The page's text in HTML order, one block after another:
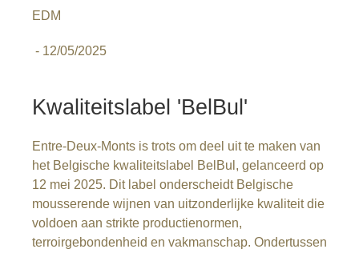
EDM
- 12/05/2025
Kwaliteitslabel 'BelBul'
Entre-Deux-Monts is trots om deel uit te maken van
het Belgische kwaliteitslabel BelBul, gelanceerd op
12 mei 2025. Dit label onderscheidt Belgische
mousserende wijnen van uitzonderlijke kwaliteit die
voldoen aan strikte productienormen,
terroirgebondenheid en vakmanschap. Ondertussen